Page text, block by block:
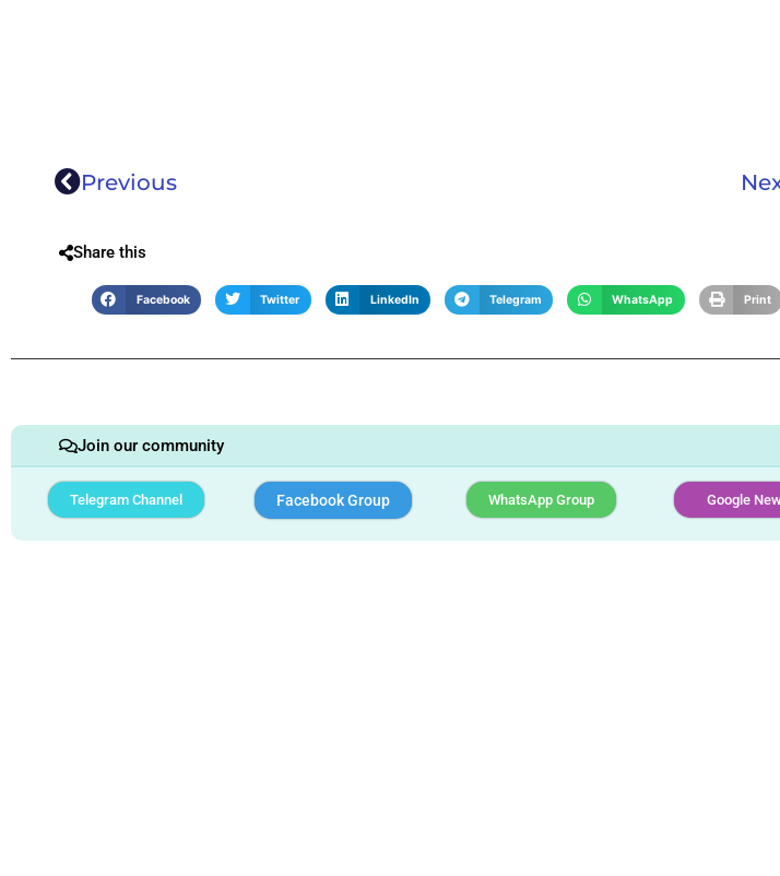
Previous
Share this
Facebook Twitter LinkedIn Telegram WhatsApp Print
Join our community
Telegram Channel Facebook Group WhatsApp Group Google